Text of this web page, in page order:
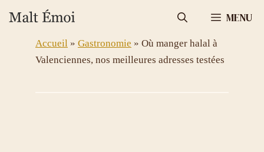
au
MENU
Accueil » Gastronomie » Où manger halal à
Valenciennes, nos meilleures adresses testées